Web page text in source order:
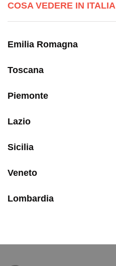
COSA VEDERE IN ITALIA
Emilia Romagna
Toscana
Piemonte
Lazio
Sicilia
Veneto
Lombardia